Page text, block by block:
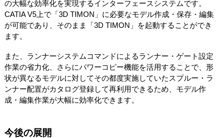
の大幅な効率化を実現するインターフェースシステムです。
CATIA V5上で「3D TIMON」に必要なモデル作成・保存・編集
が可能であり、そのまま「3D TIMON」を起動することができ
ます。
また、ランナーシステムコマンドによるランナー・ゲート設定
作業の省力化、さらにパワーコピー機能を活用することで、形
状が異なるモデルに対してその都度実施していたスプルー・ラ
ンナー配置がカタログ登録して再利用できるため、モデル作
成・編集作業が大幅に効率化できます。
今後の展開